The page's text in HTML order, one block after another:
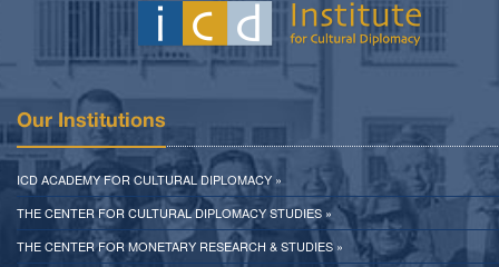
Our Institutions
ICD ACADEMY FOR CULTURAL DIPLOMACY »
THE CENTER FOR CULTURAL DIPLOMACY STUDIES »
THE CENTER FOR MONETARY RESEARCH & STUDIES »